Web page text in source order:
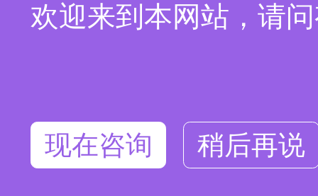
欢迎来到本网站，请
现在咨询 稍后再说